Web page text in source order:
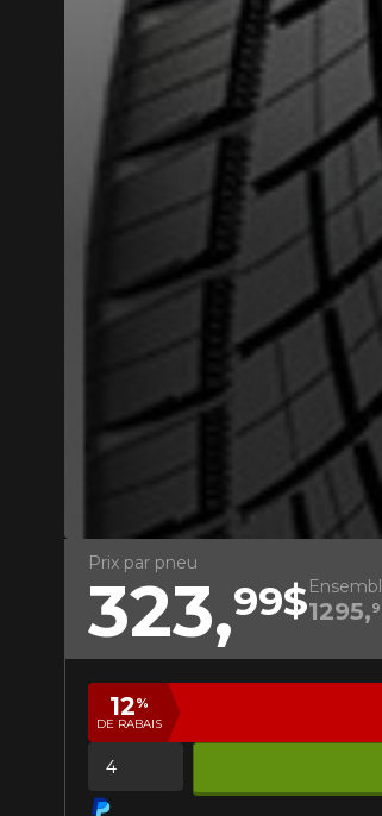
Prix par pneu
323,99$1295,
12%
DE RABAIS
AJOUTER
Nom
Votre
Année
KM
VOICI LES